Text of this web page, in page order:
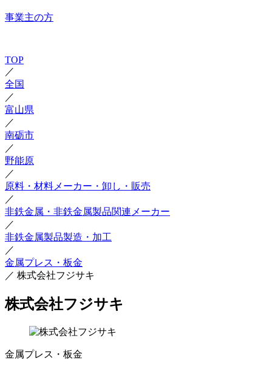
事業主の方
TOP
／
全国
／
富山県
／
南砺市
／
野能原
／
原料・材料メーカー・卸し・販売
／
非鉄金属・非鉄金属製品関連メーカー
／
非鉄金属製品製造・加工
／
金属プレス・板金
／ 株式会社フジサキ
株式会社フジサキ
金属プレス・板金